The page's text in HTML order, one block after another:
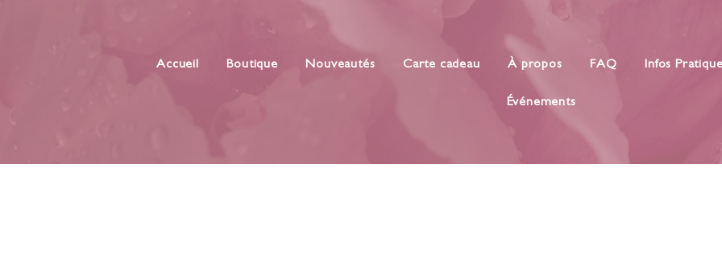
Accueil Boutique Nouveautés Carte cadeau À propos FAQ Infos
Événements